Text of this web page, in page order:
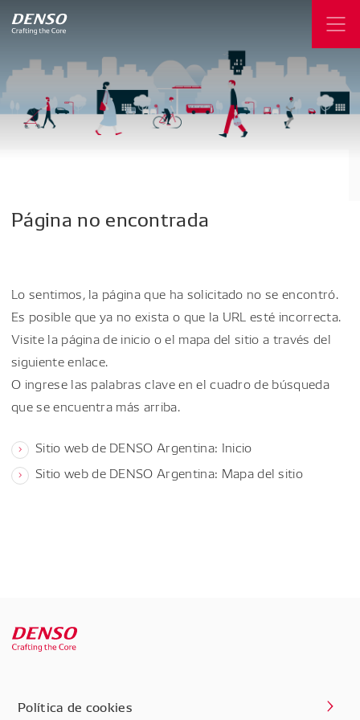
Página no encontrada
Lo sentimos, la página que ha solicitado no se encontró.
Es posible que ya no exista o que la URL esté incorrecta.
Visite la página de inicio o el mapa del sitio a través del
siguiente enlace.
O ingrese las palabras clave en el cuadro de búsqueda
que se encuentra más arriba.
Sitio web de DENSO Argentina: Inicio
Sitio web de DENSO Argentina: Mapa del sitio
Política de cookies